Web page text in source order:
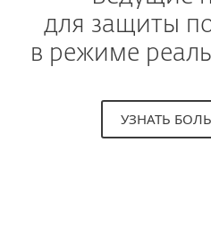
для защиты
в режиме
УЗНАТЬ